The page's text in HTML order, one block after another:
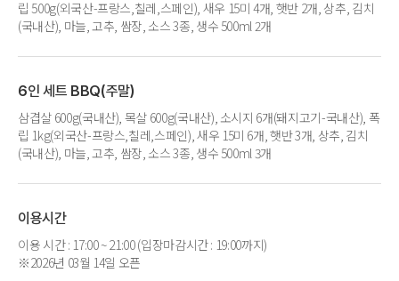
립 500g(외국산-프랑스,칠레,스페인), 새우 15미 4개, 햇반 2개, 상추, 김치
(국내산), 마늘, 고추, 쌈장, 소스 3종, 생수 500ml 2개
6인 세트 BBQ(주말)
삼겹살 600g(국내산), 목살 600g(국내산), 소시지 6개(돼지고기-국내산), 폭
립 1kg(외국산-프랑스,칠레,스페인), 새우 15미 6개, 햇반 3개, 상추, 김치
(국내산), 마늘, 고추, 쌈장, 소스 3종, 생수 500ml 3개
이용시간
이용 시간 : 17:00 ~ 21:00 (입장마감시간 : 19:00까지)
※2026년 03월 14일 오픈